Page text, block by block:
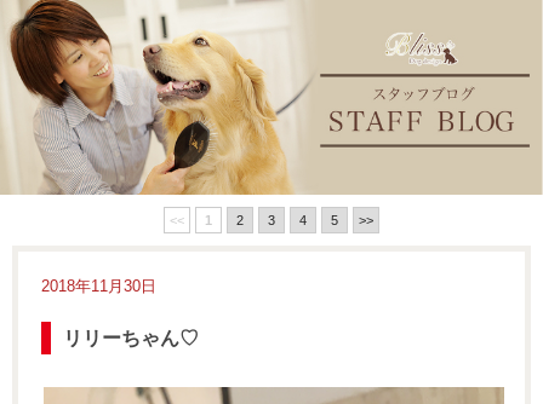
<< 1 2 3 4 5 >>
2018年11月30日
リリーちゃん♡